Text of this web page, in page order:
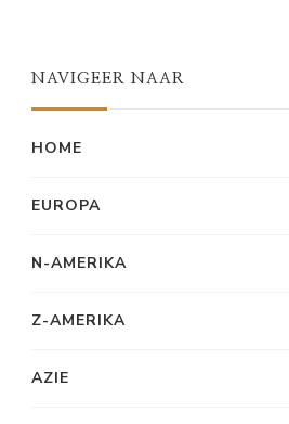
NAVIGEER NAAR
HOME
EUROPA
N-AMERIKA
Z-AMERIKA
AZIE